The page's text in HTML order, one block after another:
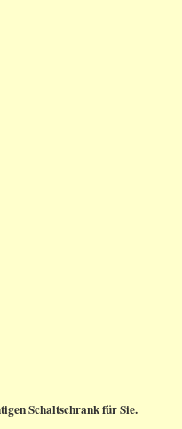
Schaltschrank für Sie.